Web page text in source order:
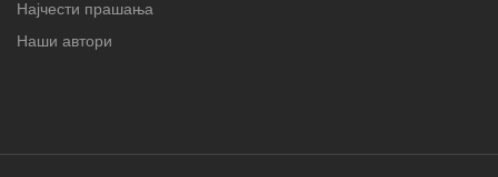
Најчести прашања
Наши автори